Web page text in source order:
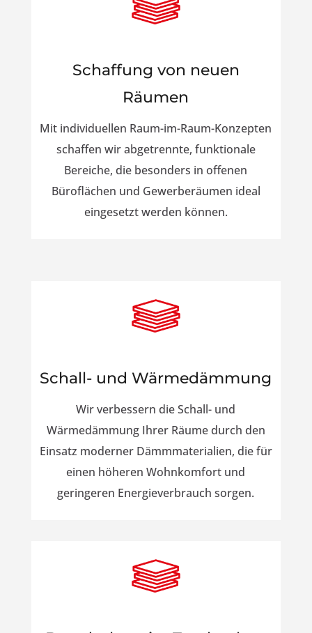
Schaffung von neuen
Räumen
Mit individuellen Raum-im-Raum-Konzepten
schaffen wir abgetrennte, funktionale
Bereiche, die besonders in offenen
Büroflächen und Gewerberäumen ideal
eingesetzt werden können.
Schall- und Wärmedämmung
Wir verbessern die Schall- und
Wärmedämmung Ihrer Räume durch den
Einsatz moderner Dämmmaterialien, die für
einen höheren Wohnkomfort und
geringeren Energieverbrauch sorgen.